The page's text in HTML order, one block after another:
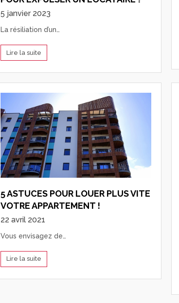
5 janvier 2023
La résiliation d’un…
Lire la suite
5 ASTUCES POUR LOUER PLUS VITE
VOTRE APPARTEMENT !
22 avril 2021
Vous envisagez de…
Lire la suite